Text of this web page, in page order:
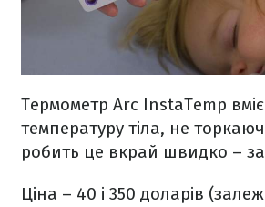
Термометр Arc InstaTemp вміє
температуру тіла, не
робить це вкрай швидко –
Ціна – 40 і 350 доларів